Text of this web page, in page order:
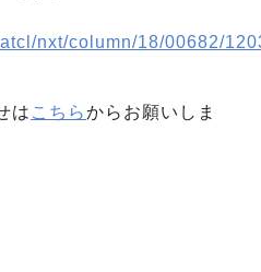
nxt/column/18/00682/
は こちらからお願いしま